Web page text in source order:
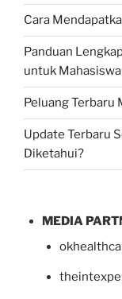
Cara
Panduan
untuk
Peluang Terbaru
Update Terbaru
Diketahui?
MEDIA